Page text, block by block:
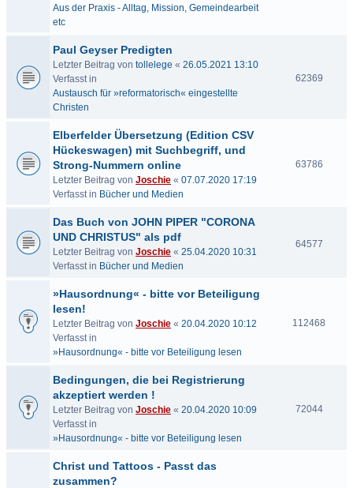
Aus der Praxis - Alltag, Mission, Gemeindearbeit
etc
Paul Geyser Predigten
Letzter Beitrag von tollelege « 26.05.2021 13:10
Verfasst in
Austausch für »reformatorisch« eingestellte
Christen
62369
Elberfelder Übersetzung (Edition CSV
Hückeswagen) mit Suchbegriff, und
Strong-Nummern online
Letzter Beitrag von Joschie « 07.07.2020 17:19
Verfasst in Bücher und Medien
63786
Das Buch von JOHN PIPER "CORONA
UND CHRISTUS" als pdf
Letzter Beitrag von Joschie « 25.04.2020 10:31
Verfasst in Bücher und Medien
64577
»Hausordnung« - bitte vor Beteiligung
lesen!
Letzter Beitrag von Joschie « 20.04.2020 10:12
Verfasst in
»Hausordnung« - bitte vor Beteiligung lesen
112468
Bedingungen, die bei Registrierung
akzeptiert werden !
Letzter Beitrag von Joschie « 20.04.2020 10:09
Verfasst in
»Hausordnung« - bitte vor Beteiligung lesen
72044
Christ und Tattoos - Passt das
zusammen?